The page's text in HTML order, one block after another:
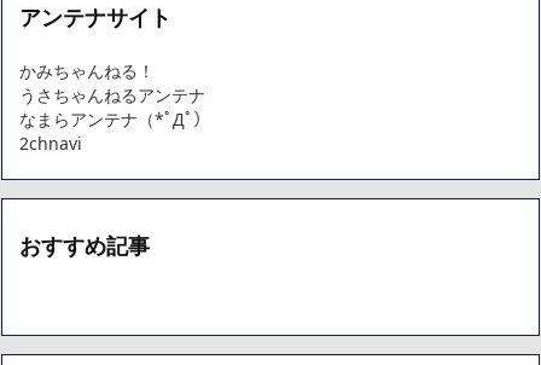
アンテナサイト
かみちゃんねる！
うさちゃんねるアンテナ
なまらアンテナ（*ﾟДﾟ）
2chnavi
おすすめ記事